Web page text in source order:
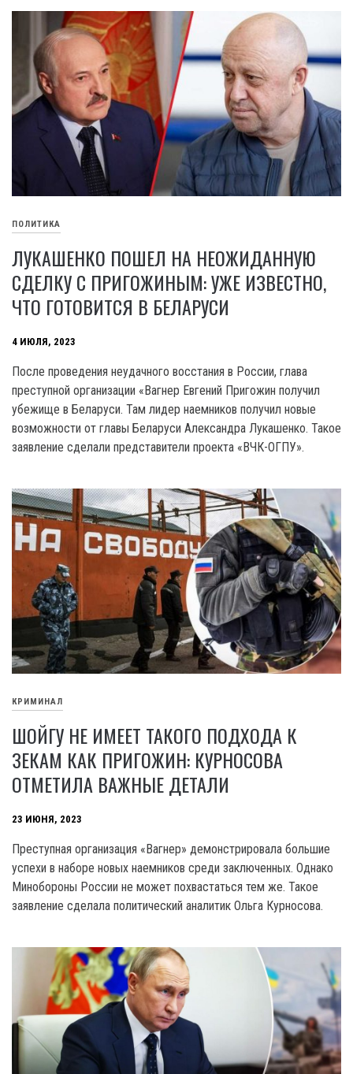
ПОЛИТИКА
ЛУКАШЕНКО ПОШЕЛ НА НЕОЖИДАННУЮ
СДЕЛКУ С ПРИГОЖИНЫМ: УЖЕ ИЗВЕСТНО,
ЧТО ГОТОВИТСЯ В БЕЛАРУСИ
4 ИЮЛЯ, 2023
После проведения неудачного восстания в России, глава
преступной организации «Вагнер Евгений Пригожин получил
убежище в Беларуси. Там лидер наемников получил новые
возможности от главы Беларуси Александра Лукашенко. Такое
заявление сделали представители проекта «ВЧК-ОГПУ».
КРИМИНАЛ
ШОЙГУ НЕ ИМЕЕТ ТАКОГО ПОДХОДА К
ЗЕКАМ КАК ПРИГОЖИН: КУРНОСОВА
ОТМЕТИЛА ВАЖНЫЕ ДЕТАЛИ
23 ИЮНЯ, 2023
Преступная организация «Вагнер» демонстрировала большие
успехи в наборе новых наемников среди заключенных. Однако
Минобороны России не может похвастаться тем же. Такое
заявление сделала политический аналитик Ольга Курносова.